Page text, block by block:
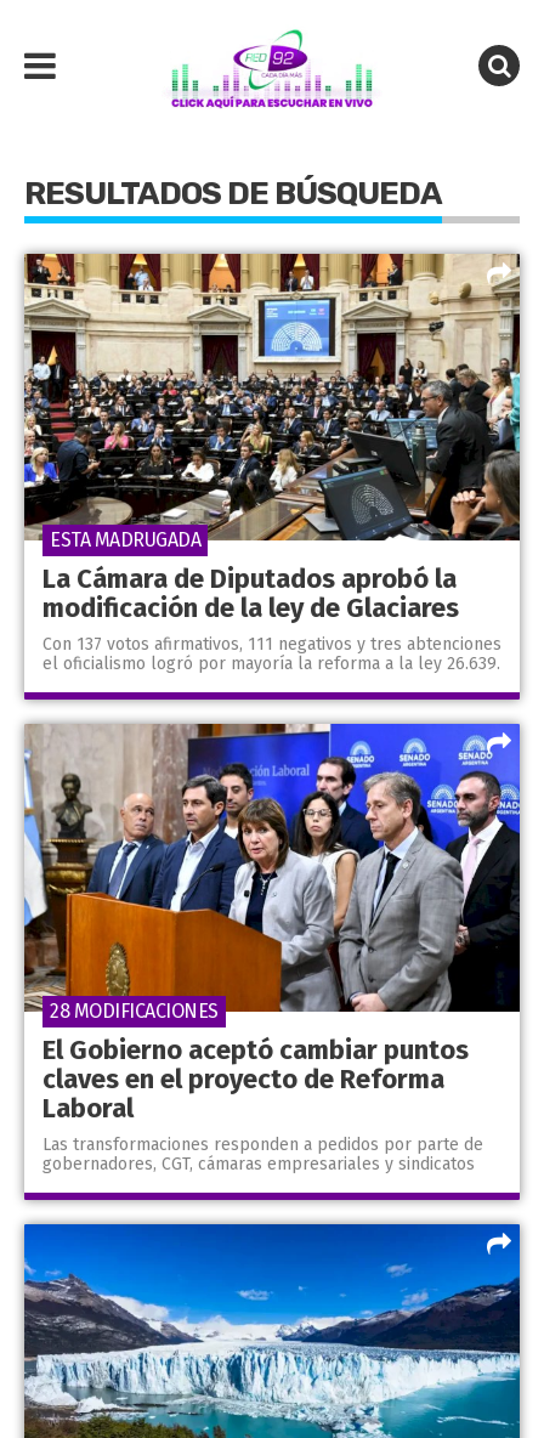
RESULTADOS DE BÚSQUEDA
La Cámara de Diputados aprobó la
modificación de la ley de Glaciares
Con 137 votos afirmativos, 111 negativos y tres abtenciones
el oficialismo logró por mayoría la reforma a la ley 26.639.
ESTA MADRUGADA
El Gobierno aceptó cambiar puntos
claves en el proyecto de Reforma
Laboral
Las transformaciones responden a pedidos por parte de
gobernadores, CGT, cámaras empresariales y sindicatos
28 MODIFICACIONES